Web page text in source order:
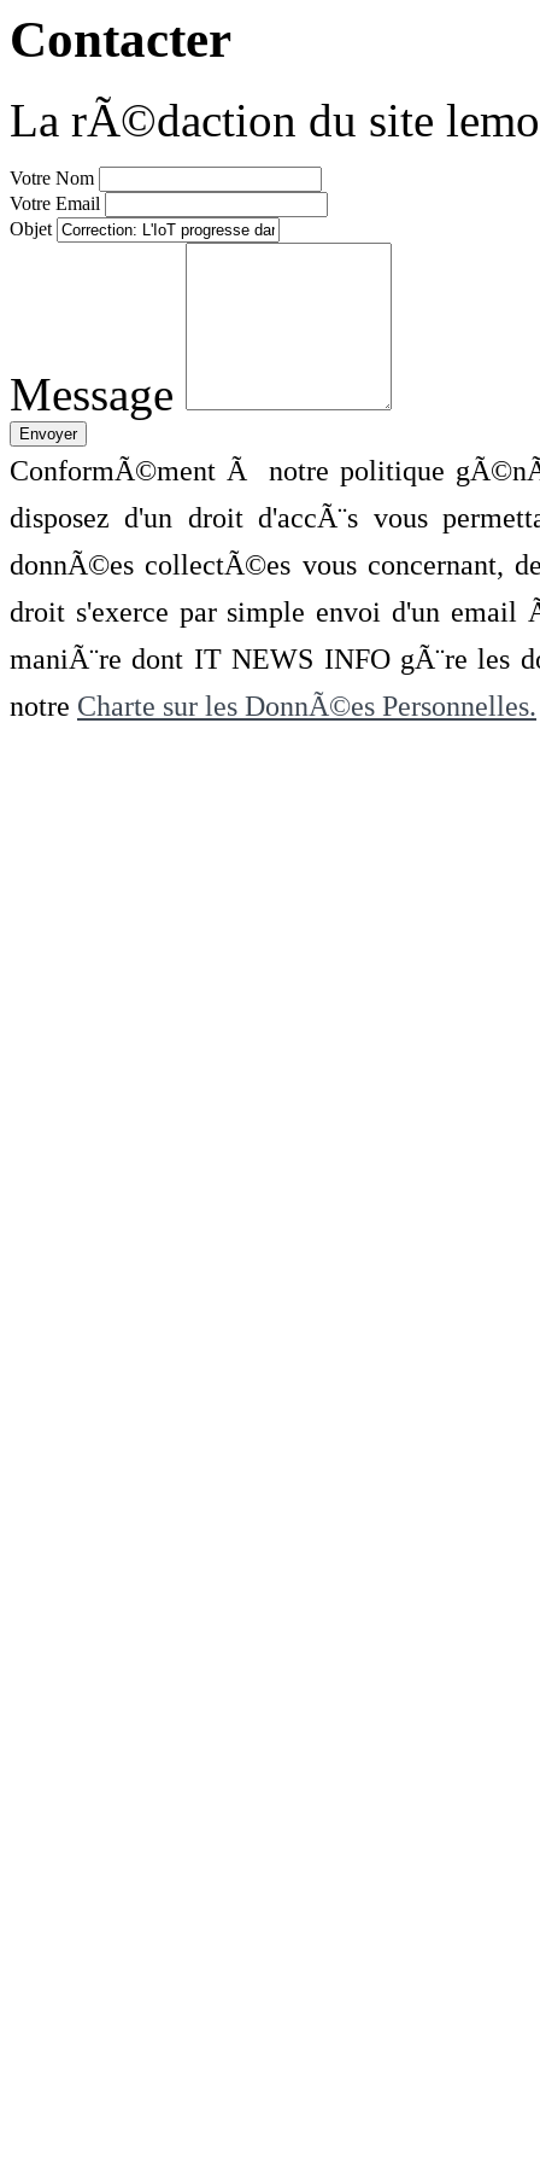
Contacter
La rÃ©daction du site
Votre Nom
Votre Email
Objet
Message
ConformÃ©ment Ã notre politique
disposez d'un droit d'accÃ¨s vous
donnÃ©es collectÃ©es vous concernant,
droit s'exerce par simple envoi d'un
maniÃ¨re dont IT NEWS INFO gÃ¨re les
notre Charte sur les DonnÃ©es Personnelles.